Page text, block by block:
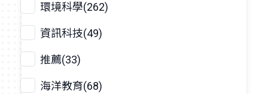
環境科學(262)
資訊科技(49)
推薦(33)
海洋教育(68)